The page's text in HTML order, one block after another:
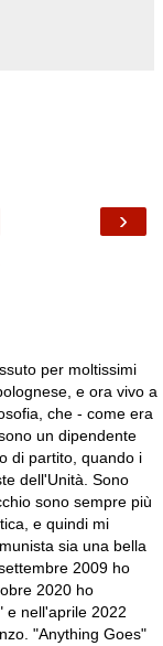
›
per moltissimi
e ora vivo a
che - come era
un dipendente
di partito, quando i
dell'Unità. Sono
sono sempre più
e quindi mi
sia una bella
2009 ho
2020 ho
e nell'aprile 2022
"Anything Goes"